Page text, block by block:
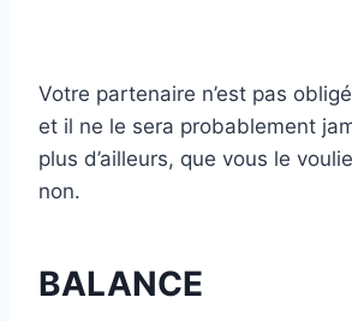
Votre partenaire n’est pas
et il ne le sera probablement
plus d’ailleurs, que vous le
non.
BALANCE